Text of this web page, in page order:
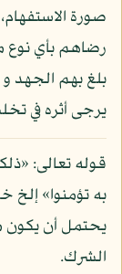
صورة
رضاهم بأي
بلغ بهم الجهد
يرجى أثره في
قوله تعالى:
به تؤمنوا» إلخ
يحتمل أن يكون
الشرك.